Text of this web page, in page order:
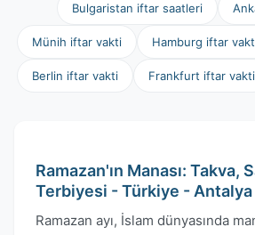
Bulgaristan iftar saatleri
Münih iftar vakti Hamburg iftar
Berlin iftar vakti Frankfurt iftar vakti
Ramazan'ın Manası: Takva,
Terbiyesi - Türkiye - Antalya
Ramazan ayı, İslam dünyasında